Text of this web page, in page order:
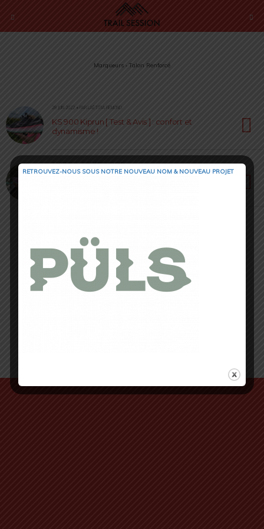
Marqueurs › Talon Renforcé
28 JUIN 2022 • PAR LAËTITIA RÉMOND
KS 900 Kiprun [ Test & Avis ] : confort et
dynamisme !
2 AOÛT 2021 • PAR LAËTITIA RÉMOND
Retour au début
RETROUVEZ-NOUS SOUS NOTRE NOUVEAU NOM & NOUVEAU PROJET